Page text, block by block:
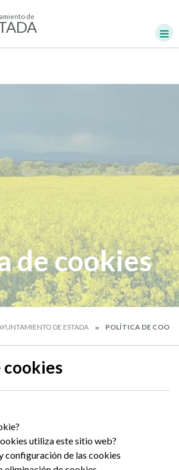
de
de cookies
DE ESTADA POLÍTICA DE
cookies
utiliza este sitio web?
configuración de las cookies